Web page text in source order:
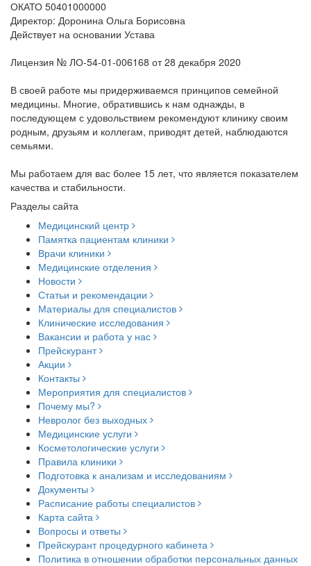
ОКАТО 50401000000
Директор: Доронина Ольга Борисовна
Действует на основании Устава
Лицензия № ЛО-54-01-006168 от 28 декабря 2020
В своей работе мы придерживаемся принципов семейной
медицины. Многие, обратившись к нам однажды, в
последующем с удовольствием рекомендуют клинику своим
родным, друзьям и коллегам, приводят детей, наблюдаются
семьями.
Мы работаем для вас более 15 лет, что является показателем
качества и стабильности.
Разделы сайта
Медицинский центр
Памятка пациентам клиники
Врачи клиники
Медицинские отделения
Новости
Статьи и рекомендации
Материалы для специалистов
Клинические исследования
Вакансии и работа у нас
Прейскурант
Акции
Контакты
Мероприятия для специалистов
Почему мы?
Невролог без выходных
Медицинские услуги
Косметологические услуги
Правила клиники
Подготовка к анализам и исследованиям
Документы
Расписание работы специалистов
Карта сайта
Вопросы и ответы
Прейскурант процедурного кабинета
Политика в отношении обработки персональных данных